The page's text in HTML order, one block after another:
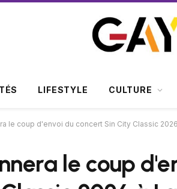
LIFESTYLE CULTURE
le coup d'envoi du concert Sin City Classic
le coup